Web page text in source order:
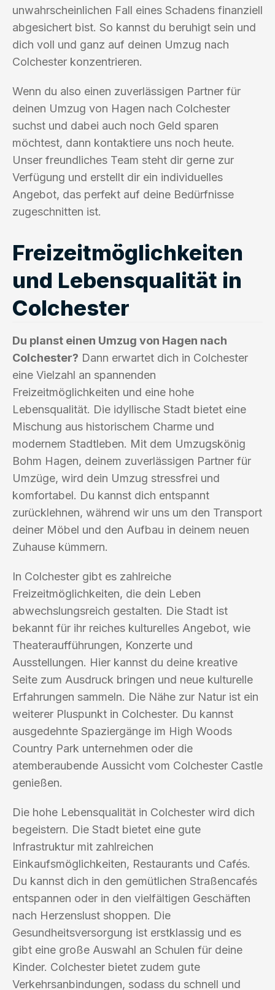
unwahrscheinlichen Fall eines Schadens finanziell
abgesichert bist. So kannst du beruhigt sein und
dich voll und ganz auf deinen Umzug nach
Colchester konzentrieren.
Wenn du also einen zuverlässigen Partner für
deinen Umzug von Hagen nach Colchester
suchst und dabei auch noch Geld sparen
möchtest, dann kontaktiere uns noch heute.
Unser freundliches Team steht dir gerne zur
Verfügung und erstellt dir ein individuelles
Angebot, das perfekt auf deine Bedürfnisse
zugeschnitten ist.
Freizeitmöglichkeiten
und Lebensqualität in
Colchester
Du planst einen Umzug von Hagen nach
Colchester? Dann erwartet dich in Colchester
eine Vielzahl an spannenden
Freizeitmöglichkeiten und eine hohe
Lebensqualität. Die idyllische Stadt bietet eine
Mischung aus historischem Charme und
modernem Stadtleben. Mit dem Umzugskönig
Bohm Hagen, deinem zuverlässigen Partner für
Umzüge, wird dein Umzug stressfrei und
komfortabel. Du kannst dich entspannt
zurücklehnen, während wir uns um den Transport
deiner Möbel und den Aufbau in deinem neuen
Zuhause kümmern.
In Colchester gibt es zahlreiche
Freizeitmöglichkeiten, die dein Leben
abwechslungsreich gestalten. Die Stadt ist
bekannt für ihr reiches kulturelles Angebot, wie
Theateraufführungen, Konzerte und
Ausstellungen. Hier kannst du deine kreative
Seite zum Ausdruck bringen und neue kulturelle
Erfahrungen sammeln. Die Nähe zur Natur ist ein
weiterer Pluspunkt in Colchester. Du kannst
ausgedehnte Spaziergänge im High Woods
Country Park unternehmen oder die
atemberaubende Aussicht vom Colchester Castle
genießen.
Die hohe Lebensqualität in Colchester wird dich
begeistern. Die Stadt bietet eine gute
Infrastruktur mit zahlreichen
Einkaufsmöglichkeiten, Restaurants und Cafés.
Du kannst dich in den gemütlichen Straßencafés
entspannen oder in den vielfältigen Geschäften
nach Herzenslust shoppen. Die
Gesundheitsversorgung ist erstklassig und es
gibt eine große Auswahl an Schulen für deine
Kinder. Colchester bietet zudem gute
Verkehrsanbindungen, sodass du schnell und